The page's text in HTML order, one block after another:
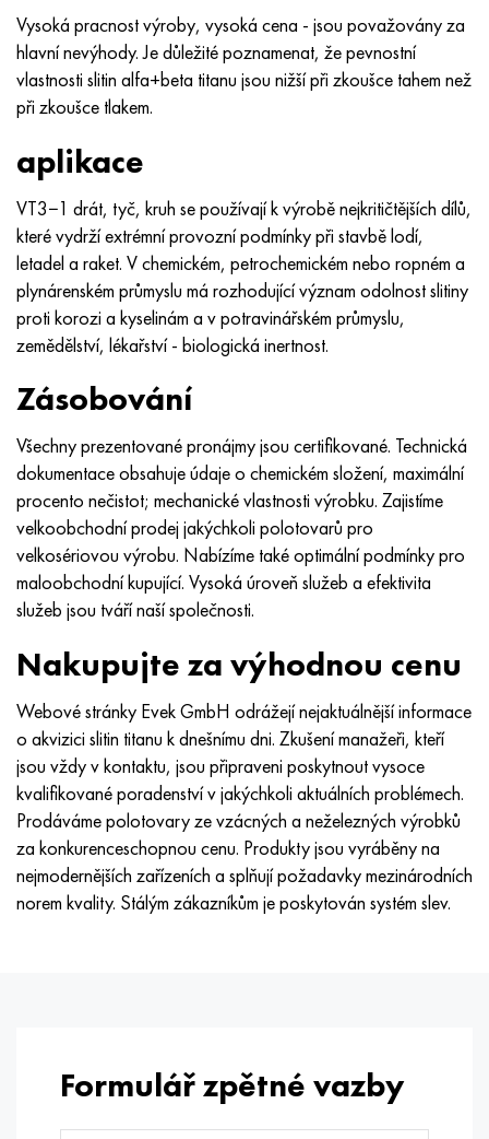
Vysoká pracnost výroby, vysoká cena - jsou považovány za
hlavní nevýhody. Je důležité poznamenat, že pevnostní
vlastnosti slitin alfa+beta titanu jsou nižší při zkoušce tahem než
při zkoušce tlakem.
aplikace
VT3−1 drát, tyč, kruh se používají k výrobě nejkritičtějších dílů,
které vydrží extrémní provozní podmínky při stavbě lodí,
letadel a raket. V chemickém, petrochemickém nebo ropném a
plynárenském průmyslu má rozhodující význam odolnost slitiny
proti korozi a kyselinám a v potravinářském průmyslu,
zemědělství, lékařství - biologická inertnost.
Zásobování
Všechny prezentované pronájmy jsou certifikované. Technická
dokumentace obsahuje údaje o chemickém složení, maximální
procento nečistot; mechanické vlastnosti výrobku. Zajistíme
velkoobchodní prodej jakýchkoli polotovarů pro
velkosériovou výrobu. Nabízíme také optimální podmínky pro
maloobchodní kupující. Vysoká úroveň služeb a efektivita
služeb jsou tváří naší společnosti.
Nakupujte za výhodnou cenu
Webové stránky Evek GmbH odrážejí nejaktuálnější informace
o akvizici slitin titanu k dnešnímu dni. Zkušení manažeři, kteří
jsou vždy v kontaktu, jsou připraveni poskytnout vysoce
kvalifikované poradenství v jakýchkoli aktuálních problémech.
Prodáváme polotovary ze vzácných a neželezných výrobků
za konkurenceschopnou cenu. Produkty jsou vyráběny na
nejmodernějších zařízeních a splňují požadavky mezinárodních
norem kvality. Stálým zákazníkům je poskytován systém slev.
Formulář zpětné vazby